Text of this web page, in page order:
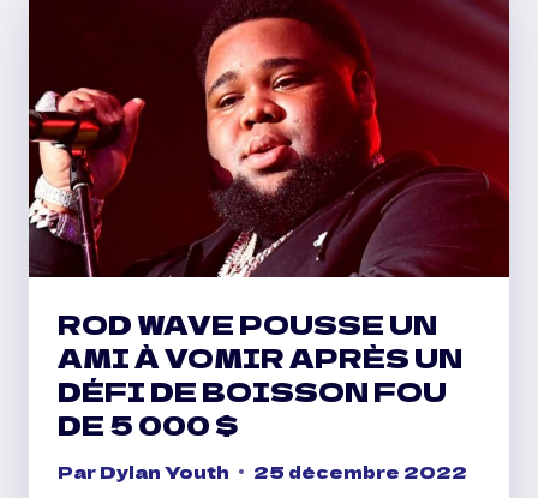
‘SORRY
4
THE
HATE’
MIXTAPE
ROD WAVE POUSSE UN
AMI À VOMIR APRÈS UN
DÉFI DE BOISSON FOU
DE 5 000 $
ParDylan Youth 25 décembre 2022